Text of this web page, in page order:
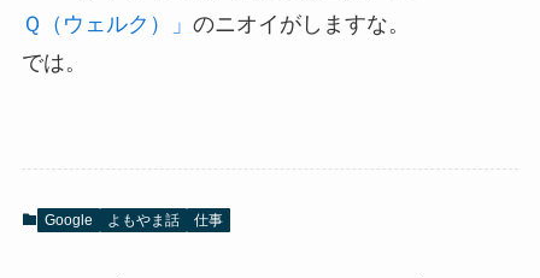
Ｑ（ウェルク）」 のニオイがしますな。
では。
Google よもやま話 仕事